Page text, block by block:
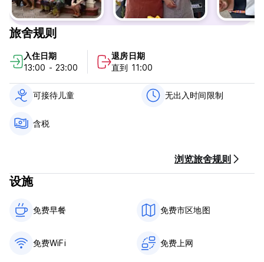
步前往科尔卡峡谷2天和3天，科尔卡一日游，攀登米斯蒂和查查尼
火山，漂流，萨利纳斯泻湖等等。
烹饪课程
只有在Lonko Hostel，我们才能提供精彩的体验，“UCHU
COOKING CLASSES”提供秘鲁烹饪课程，您将在这项活动中获得
很棒的体验，如果您对这种很棒的体验感兴趣，请写信给我们
--宿舍各处都有无线网络。
——屋顶的吊床
我们的 4 个优先事项：
--干净的房间和浴室
--服务好，性价比高
警告 - 在许多情况下，出租车司机试图说服旅客前往其他旅馆，在
旅舍规则
入住日期
13:00 - 23:00
退房日期
直到 11:00
可接待儿童 无出入时间限制
含税
浏览旅舍规则
设施
免费早餐‎ 免费市区地图
免费WiFi 免费上网